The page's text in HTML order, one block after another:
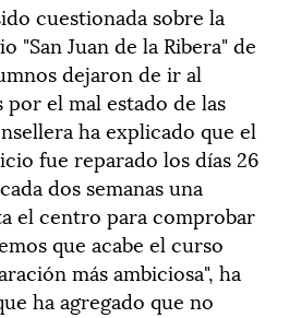
cuestionada sobre la
"San Juan de la Ribera" de
dejaron de ir al
el mal estado de las
ha explicado que el
fue reparado los días 26
dos semanas una
el centro para comprobar
que acabe el curso
más ambiciosa", ha
ha agregado que no